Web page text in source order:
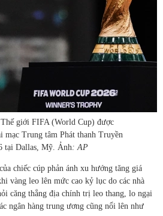
giới FIFA (World Cup) được
mạc Trung tâm Phát thanh Truyền
tại Dallas, Mỹ. Ảnh : AP
chiếc cúp phản ánh xu hướng tăng giá
vàng leo lên mức cao kỷ lục do các nhà
căng thẳng địa chính trị leo thang, lo ngại
ngân hàng trung ương cũng nổi lên như